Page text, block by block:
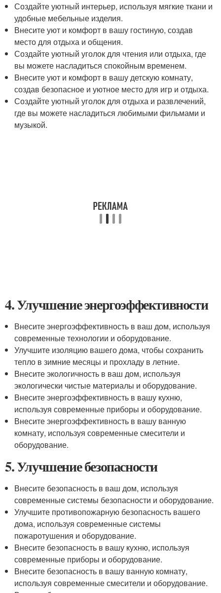
Создайте уютный интерьер, используя мягкие ткани и
удобные мебельные изделия.
Внесите уют и комфорт в вашу гостиную, создав
место для отдыха и общения.
Создайте уютный уголок для чтения или отдыха, где
вы можете насладиться спокойным временем.
Внесите уют и комфорт в вашу детскую комнату,
создав безопасное и уютное место для игр и отдыха.
Создайте уютный уголок для отдыха и развлечений,
где вы можете насладиться любимыми фильмами и
музыкой.
4. Улучшение энергоэффективности
Внесите энергоэффективность в ваш дом, используя
современные технологии и оборудование.
Улучшите изоляцию вашего дома, чтобы сохранить
тепло в зимние месяцы и прохладу в летние.
Внесите экологичность в ваш дом, используя
экологически чистые материалы и оборудование.
Внесите энергоэффективность в вашу кухню,
используя современные приборы и оборудование.
Внесите энергоэффективность в вашу ванную
комнату, используя современные смесители и
оборудование.
5. Улучшение безопасности
Внесите безопасность в ваш дом, используя
современные системы безопасности и оборудование.
Улучшите противопожарную безопасность вашего
дома, используя современные системы
пожаротушения и оборудование.
Внесите безопасность в вашу кухню, используя
современные приборы и оборудование.
Внесите безопасность в вашу ванную комнату,
используя современные смесители и оборудование.